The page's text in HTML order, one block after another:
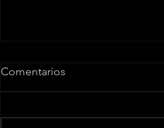
Comentarios